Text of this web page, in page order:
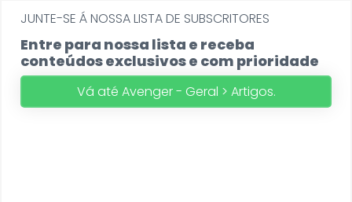
JUNTE-SE Á NOSSA LISTA DE SUBSCRITORES
Entre para nossa lista e receba
conteúdos exclusivos e com prioridade
Vá até Avenger - Geral > Artigos.